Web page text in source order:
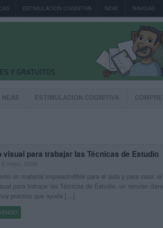
ESTIMULACION COGNITIVA NEAE NAVIDAD
NEAE ESTIMULACION COGNITIVA
visual para trabajar las Técnicas de Estudio
un material imprescindible para el aula y para casa: el
para trabajar las Técnicas de Estudio, un recurso claro,
práctico que ayuda […]